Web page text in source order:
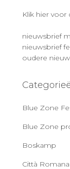
Klik hier voor
nieuwsbrief
nieuwsbrief
oudere
Blue Zone
Blue Zone
Boskamp
Città Romana